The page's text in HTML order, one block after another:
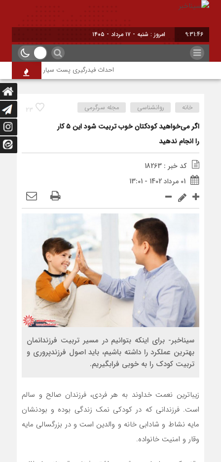
9:31:46 امروز : شنبه - ۱۷ مرداد - ۱۴۰۵
احداث فیدرگیری پست سیار شهرک رازی؛ گامی
23 خانه روانشناسی مجله سرگرمی
اگر می‌خواهید کودکتان خوب تربیت شود این ۵ کار
را انجام ندهید
کد خبر : 18263
01 مرداد 1402 - 13:01
سیناخبر- برای اینکه بتوانیم در مسیر تربیت فرزندانمان
بهترین عملکرد را داشته باشیم، باید اصول فرزندپروری و
تربیت کودک را به‌ خوبی فرابگیریم.
زیباترین نعمت خداوند به هر فردی، فرزندان صالح و سالم
است. فرزندانی که در کودکی نمک زندگی بوده و بودنشان
مایه نشاط و شادابی خانه و والدین است و در بزرگسالی مایه
وقار و امنیت خانواده.